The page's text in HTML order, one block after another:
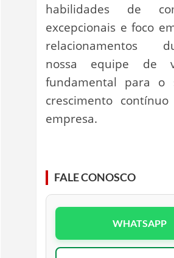
habilidades de
excepcionais e foco
relacionamentos
nossa equipe de
fundamental para o
crescimento
empresa.
FALE CONOSCO
WHATSAPP